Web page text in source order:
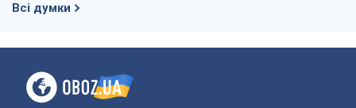
Всі думки